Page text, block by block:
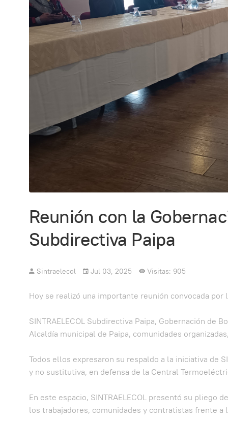
Reunión con la
Subdirectiva Paipa
Sintraelecol Jul 03, 2025 Visitas: 905
Hoy se realizó una importante reunión convocada
SINTRAELECOL Subdirectiva Paipa, Gobernación de
Alcaldía municipal de Paipa, comunidades
Todos ellos expresaron su respaldo a la iniciativa de
y no sustitutiva, en defensa de la Central
En este espacio, SINTRAELECOL presentó su
los trabajadores, comunidades y contratistas frente